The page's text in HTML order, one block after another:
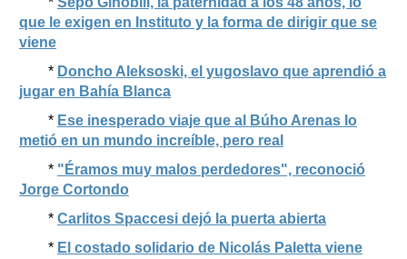
que le exigen en Instituto y la forma de dirigir que se
viene
* Doncho Aleksoski, el yugoslavo que aprendió a
jugar en Bahía Blanca
* Ese inesperado viaje que al Búho Arenas lo
metió en un mundo increíble, pero real
* "Éramos muy malos perdedores", reconoció
Jorge Cortondo
* Carlitos Spaccesi dejó la puerta abierta
* El costado solidario de Nicolás Paletta viene